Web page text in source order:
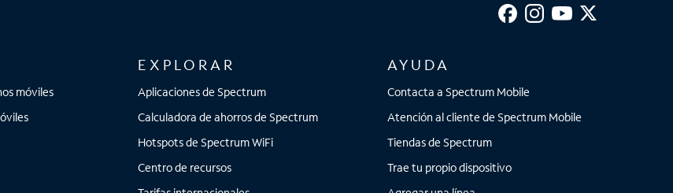
móviles
EXPLORAR
Aplicaciones de Spectrum
Calculadora de ahorros de Spectrum
Hotspots de Spectrum WiFi
Centro de recursos
AYUDA
Contacta a Spectrum Mobile
Atención al cliente de Spectrum Mobile
Tiendas de Spectrum
Trae tu propio dispositivo